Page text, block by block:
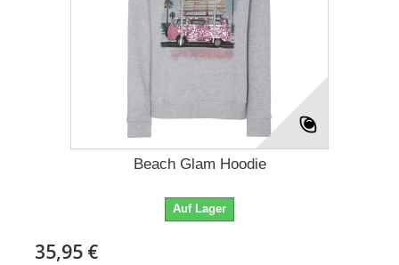
Beach Glam Hoodie
Auf Lager
35,95 €